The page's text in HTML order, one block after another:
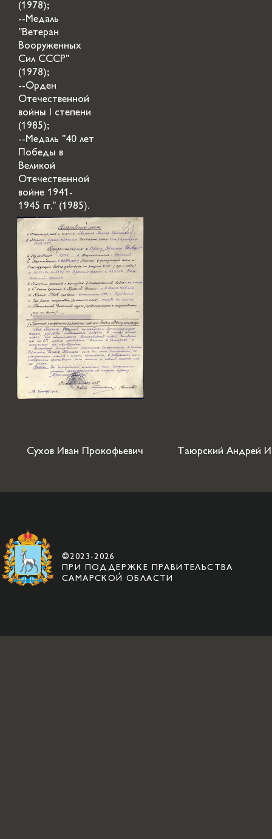
(1978);
--Медаль
"Ветеран
Вооруженных
Сил СССР"
(1978);
--Орден
Отечественной
войны I степени
(1985);
--Медаль "40 лет
Победы в
Великой
Отечественной
войне 1941-
1945 гг." (1985).
Сухов Иван Прокофьевич Таюрский Андрей
©2023-2026
ПРИ ПОДДЕРЖКЕ ПРАВИТЕЛЬСТВА
САМАРСКОЙ ОБЛАСТИ